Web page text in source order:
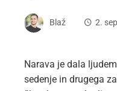
Blaž 2.
Narava je dala
sedenje in drugega